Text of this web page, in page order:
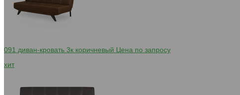
091 диван-кровать 3к коричневый Цена по запросу
хит